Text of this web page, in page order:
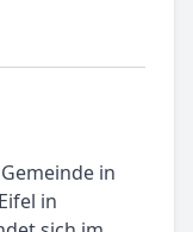
in
in